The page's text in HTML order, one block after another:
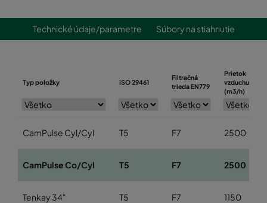
Technické údaje/parametre Súbory na stiahnutie
Typ položky ISO 29461
Filtračná
trieda EN779
Prietok
vzduchu
(m3/h)
CamPulse Cyl/Cyl T5 F7 2500
CamPulse Co/Cyl T5 F7 2500
Tenkay 34" T5 F7 1150